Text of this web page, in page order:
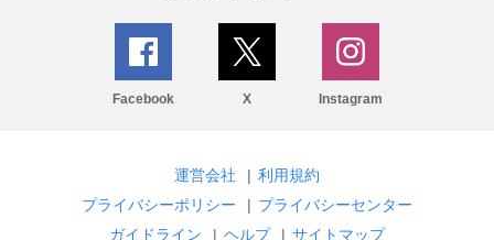
Facebook X Instagram
運営会社 | 利用規約
プライバシーポリシー
| プライバシーセンター
ガイドライン
| ヘルプ | サイトマップ